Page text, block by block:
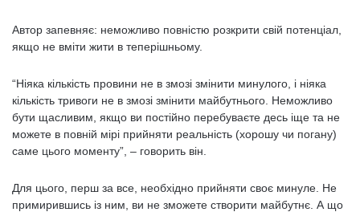
Автор запевняє: неможливо повністю розкрити свій потенціал,
якщо не вміти жити в теперішньому.
“Ніяка кількість провини не в змозі змінити минулого, і ніяка
кількість тривоги не в змозі змінити майбутнього. Неможливо
бути щасливим, якщо ви постійно перебуваєте десь іще та не
можете в повній мірі прийняти реальність (хорошу чи погану)
саме цього моменту”, – говорить він.
Для цього, перш за все, необхідно прийняти своє минуле. Не
примирившись із ним, ви не зможете створити майбутнє. А що